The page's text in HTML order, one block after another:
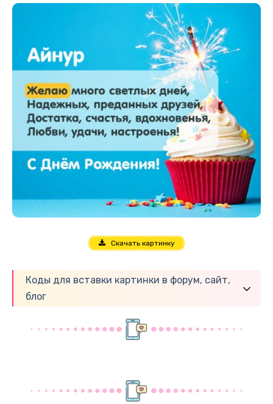
Скачать картинку
Коды для вставки картинки в форум, сайт,
блог